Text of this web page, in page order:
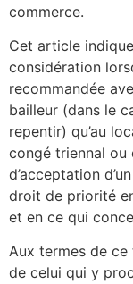
commerce.
Cet article
considération
recommandée
bailleur (dans le
repentir) qu’au
congé triennal ou
d’acceptation
droit de priorité
et en ce qui
Aux termes de
de celui qui y